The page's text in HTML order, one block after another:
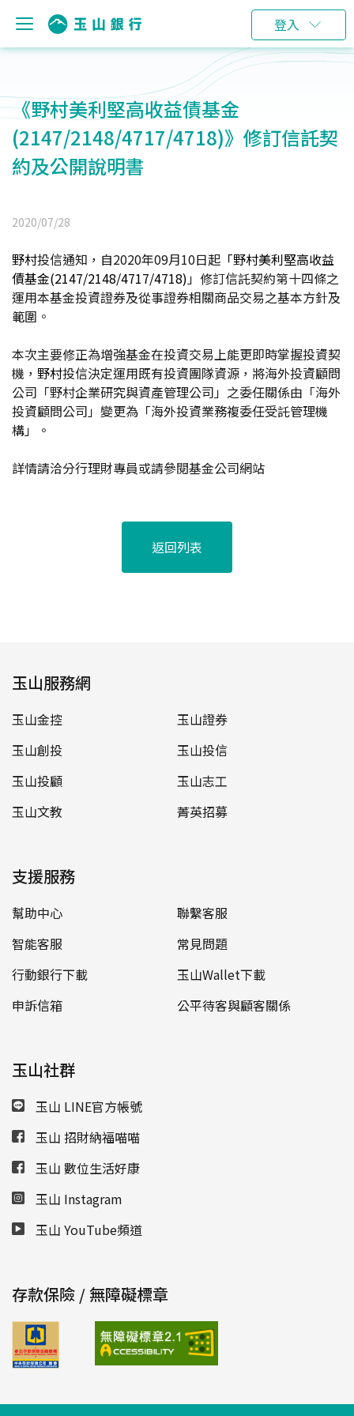
登入
《野村美利堅高收益債基金
(2147/2148/4717/4718)》修訂信託契
約及公開說明書
2020/07/28
野村投信通知，自2020年09月10日起 「野村美利堅高收益
債基金(2147/2148/4717/4718)」修訂信託契約第十四條之
運用本基金投資證券及從事證券相關商品交易之基本方針及
範圍。
本次主要修正為增強基金在投資交易上能更即時掌握投資契
機， 野村投信決定運用既有投資團隊資源，將海外投資顧問
公司「野村企業研究與資產管理公司」之委任關係由「海外
投資顧問公司」變更為「海外投資業務複委任受託管理機
構」。
詳情請洽分行理財專員或請參閱基金公司網站
返回列表
玉山服務網
玉山金控
玉山證券
玉山創投
玉山投信
玉山投顧
玉山志工
玉山文教
菁英招募
支援服務
幫助中心
聯繫客服
智能客服
常見問題
行動銀行下載
玉山Wallet下載
申訴信箱
公平待客與顧客關係
玉山社群
玉山 LINE官方帳號
玉山 招財納福喵喵
玉山 數位生活好康
玉山 Instagram
玉山 YouTube頻道
存款保險 / 無障礙標章